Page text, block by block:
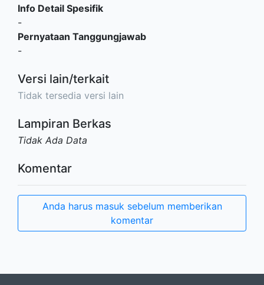
Info Detail Spesifik
-
Pernyataan Tanggungjawab
-
Versi lain/terkait
Tidak tersedia versi lain
Lampiran Berkas
Tidak Ada Data
Komentar
Anda harus masuk sebelum memberikan
komentar